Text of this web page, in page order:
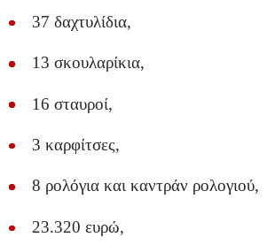
37 δαχτυλίδια,
13 σκουλαρίκια,
16 σταυροί,
3 καρφίτσες,
8 ρολόγια και καντράν ρολογιού,
23.320 ευρώ,